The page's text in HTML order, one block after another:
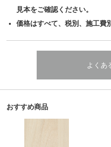
見本をご確認ください。
価格はすべて、税別、施工費
よくあ
おすすめ商品